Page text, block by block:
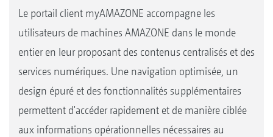
Le portail client myAMAZONE accompagne les
utilisateurs de machines AMAZONE dans le monde
entier en leur proposant des contenus centralisés et des
services numériques. Une navigation optimisée, un
design épuré et des fonctionnalités supplémentaires
permettent d'accéder rapidement et de manière ciblée
aux informations opérationnelles nécessaires au